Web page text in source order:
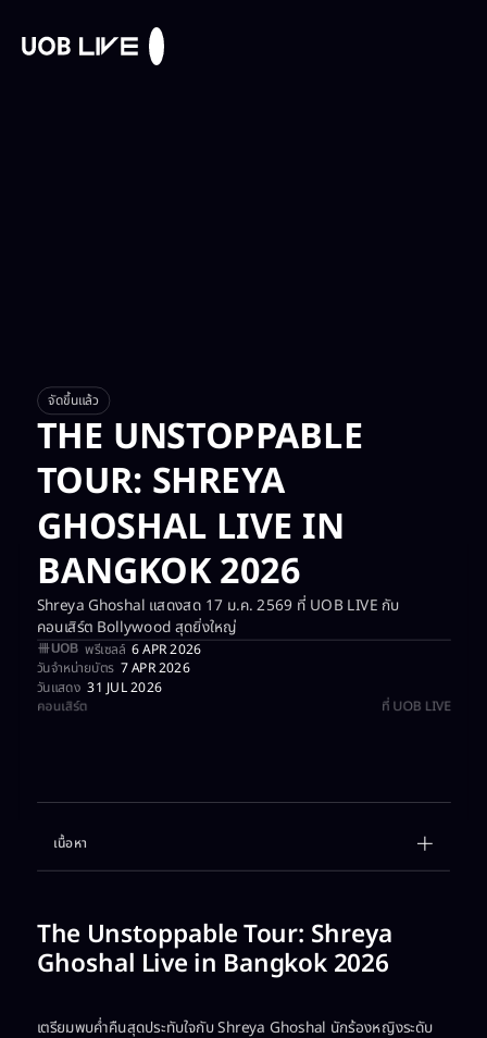
จัดขึ้นแล้ว
THE UNSTOPPABLE
TOUR: SHREYA
GHOSHAL LIVE IN
BANGKOK 2026
Shreya Ghoshal แสดงสด 17 ม.ค. 2569 ที่ UOB LIVE กับ
คอนเสิร์ต Bollywood สุดยิ่งใหญ่
พรีเซลล์​ 6 APR 2026
วันจำหน่ายบัตร 7 APR 2026
วันแสดง 31 JUL 2026
คอนเสิร์ต​ ที่ UOB LIVE
เนื้อหา
The Unstoppable Tour: Shreya
Ghoshal Live in Bangkok 2026
เตรียมพบค่ำคืนสุดประทับใจกับ Shreya Ghoshal นักร้องหญิงระดับ